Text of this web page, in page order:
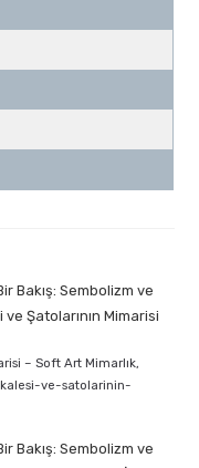
Bakış: Sembolizm ve
Şatolarının Mimarisi
– Soft Art Mimarlık,
ve-satolarinin-
Bakış: Sembolizm ve